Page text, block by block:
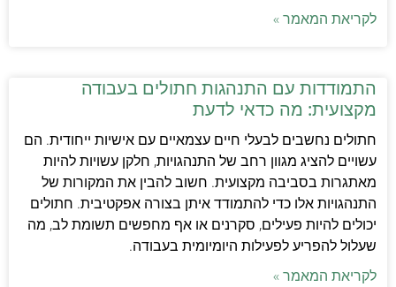
לקריאת המאמר »
התמודדות עם התנהגות חתולים בעבודה
מקצועית: מה כדאי לדעת
חתולים נחשבים לבעלי חיים עצמאיים עם אישיות ייחודית. הם
עשויים להציג מגוון רחב של התנהגויות, חלקן עשויות להיות
מאתגרות בסביבה מקצועית. חשוב להבין את המקורות של
התנהגויות אלו כדי להתמודד איתן בצורה אפקטיבית. חתולים
יכולים להיות פעילים, סקרנים או אף מחפשים תשומת לב, מה
שעלול להפריע לפעילות היומיומית בעבודה.
לקריאת המאמר »